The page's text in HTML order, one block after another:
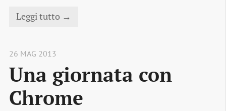
Leggi tutto →
26 MAG 2013
Una giornata con
Chrome